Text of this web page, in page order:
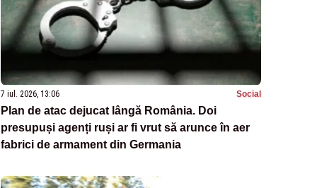
7 iul. 2026, 13:06 Social
Plan de atac dejucat lângă România. Doi
presupuși agenți ruși ar fi vrut să arunce în aer
fabrici de armament din Germania